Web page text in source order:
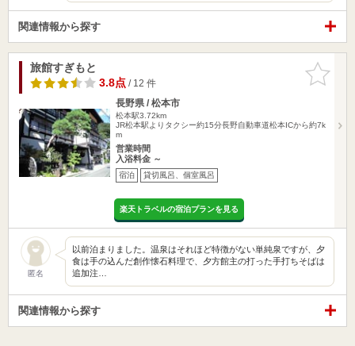
関連情報から探す
お気に入
りに追加
旅館すぎもと
3.8点/ 12 件
長野県 / 松本市
松本駅3.72km
JR松本駅よりタクシー約15分長野自動車道松本ICから約7k
m
営業時間
入浴料金 ～
宿泊 貸切風呂、個室風呂
楽天トラベルの宿泊プランを見る
匿名
以前泊まりました。温泉はそれほど特徴がない単純泉ですが、夕
食は手の込んだ創作懐石料理で、夕方館主の打った手打ちそばは
追加注…
関連情報から探す